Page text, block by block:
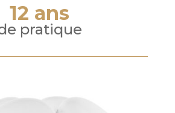
12 ans
pratique